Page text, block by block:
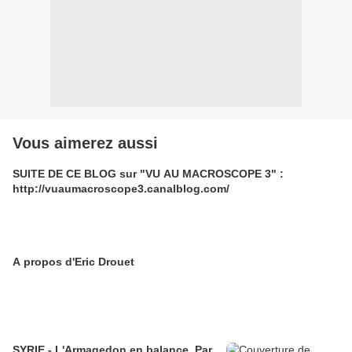
Vous aimerez aussi
SUITE DE CE BLOG sur "VU AU MACROSCOPE 3" :
http://vuaumacroscope3.canalblog.com/
A propos d'Eric Drouet